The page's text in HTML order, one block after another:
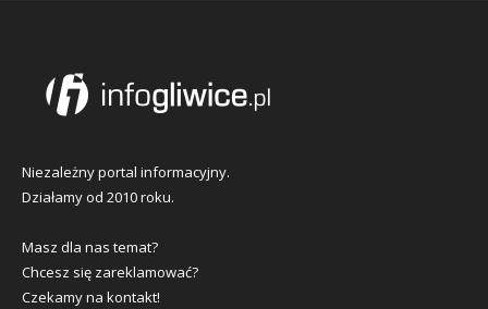
Niezależny portal informacyjny.
Działamy od 2010 roku.
Masz dla nas temat?
Chcesz się zareklamować?
Czekamy na kontakt!